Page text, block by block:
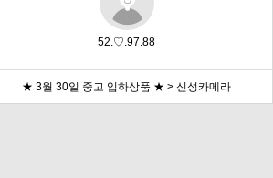
52.♡.97.88
★ 3월 30일 중고 입하상품 ★ > 신성카메라